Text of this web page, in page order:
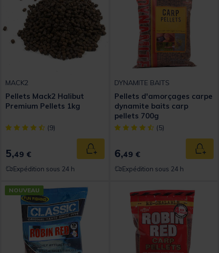
MACK2
Pellets Mack2 Halibut
Premium Pellets 1kg
[object Object] out of 5 Customer Rating
(9)
5,49 € Ajouter au panier
Expédition sous 24 h
DYNAMITE BAITS
Pellets d'amorçages carpe
dynamite baits carp
pellets 700g
[object Object] out of 5
(5)
6,49 €
Expédition sous 24 h
NOUVEAU